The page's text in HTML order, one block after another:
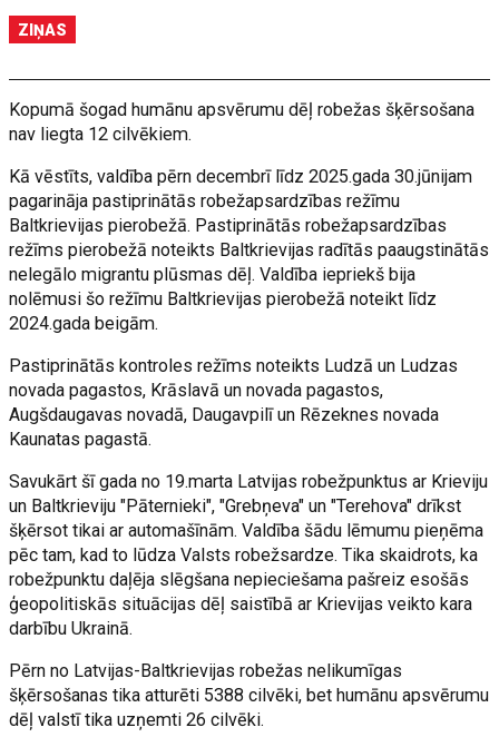
ZIŅAS
Kopumā šogad humānu apsvērumu dēļ robežas šķērsošana
nav liegta 12 cilvēkiem.
Kā vēstīts, valdība pērn decembrī līdz 2025.gada 30.jūnijam
pagarināja pastiprinātās robežapsardzības režīmu
Baltkrievijas pierobežā. Pastiprinātās robežapsardzības
režīms pierobežā noteikts Baltkrievijas radītās paaugstinātās
nelegālo migrantu plūsmas dēļ. Valdība iepriekš bija
nolēmusi šo režīmu Baltkrievijas pierobežā noteikt līdz
2024.gada beigām.
Pastiprinātās kontroles režīms noteikts Ludzā un Ludzas
novada pagastos, Krāslavā un novada pagastos,
Augšdaugavas novadā, Daugavpilī un Rēzeknes novada
Kaunatas pagastā.
Savukārt šī gada no 19.marta Latvijas robežpunktus ar Krieviju
un Baltkrieviju "Pāternieki", "Grebņeva" un "Terehova" drīkst
šķērsot tikai ar automašīnām. Valdība šādu lēmumu pieņēma
pēc tam, kad to lūdza Valsts robežsardze. Tika skaidrots, ka
robežpunktu daļēja slēgšana nepieciešama pašreiz esošās
ģeopolitiskās situācijas dēļ saistībā ar Krievijas veikto kara
darbību Ukrainā.
Pērn no Latvijas-Baltkrievijas robežas nelikumīgas
šķērsošanas tika atturēti 5388 cilvēki, bet humānu apsvērumu
dēļ valstī tika uzņemti 26 cilvēki.